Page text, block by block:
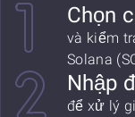
Chọn
và kiểm
Solana
Nhập
để xử lý